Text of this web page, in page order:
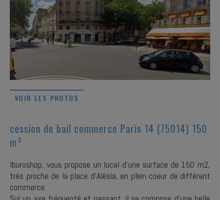
VOIR LES PHOTOS
cession de bail commerce Paris 14 (75014) 150
m²
Iburoshop, vous propose un local d'une surface de 150 m2,
très proche de la place d'Alésia, en plein coeur de différent
commerce.